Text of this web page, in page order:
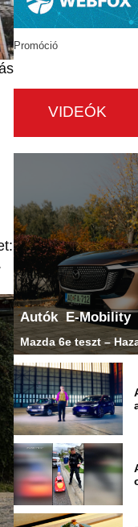
Promóció
VIDEÓK
Autók E-Mobility
Mazda 6e teszt –